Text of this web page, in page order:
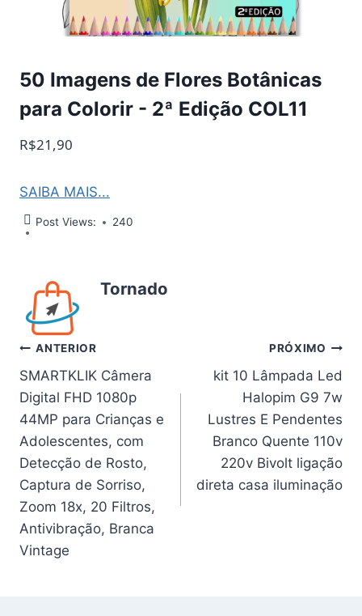
50 Imagens de Flores Botânicas
para Colorir - 2ª Edição COL11
R$21,90
SAIBA MAIS...
Post Views: 240
Tornado
Navegação
de
Post
ANTERIOR
SMARTKLIK Câmera
Digital FHD 1080p
44MP para Crianças e
Adolescentes, com
Detecção de Rosto,
Captura de Sorriso,
Zoom 18x, 20 Filtros,
Antivibração, Branca
Vintage
PRÓXIMO
kit 10 Lâmpada Led
Halopim G9 7w
Lustres E Pendentes
Branco Quente 110v
220v Bivolt ligação
direta casa iluminação